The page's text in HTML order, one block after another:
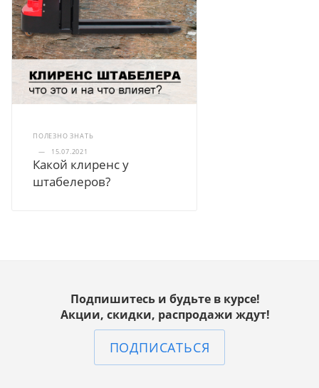
ПОЛЕЗНО ЗНАТЬ
—
15.07.2021
Какой клиренс у
штабелеров?
Подпишитесь и будьте в курсе!
Акции, скидки, распродажи ждут!
ПОДПИСАТЬСЯ